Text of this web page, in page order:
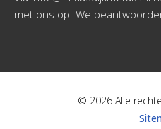
met ons op. We
© 2026 Alle